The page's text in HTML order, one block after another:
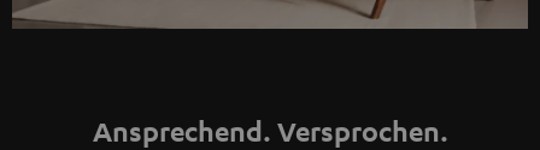
Ansprechend. Versprochen.